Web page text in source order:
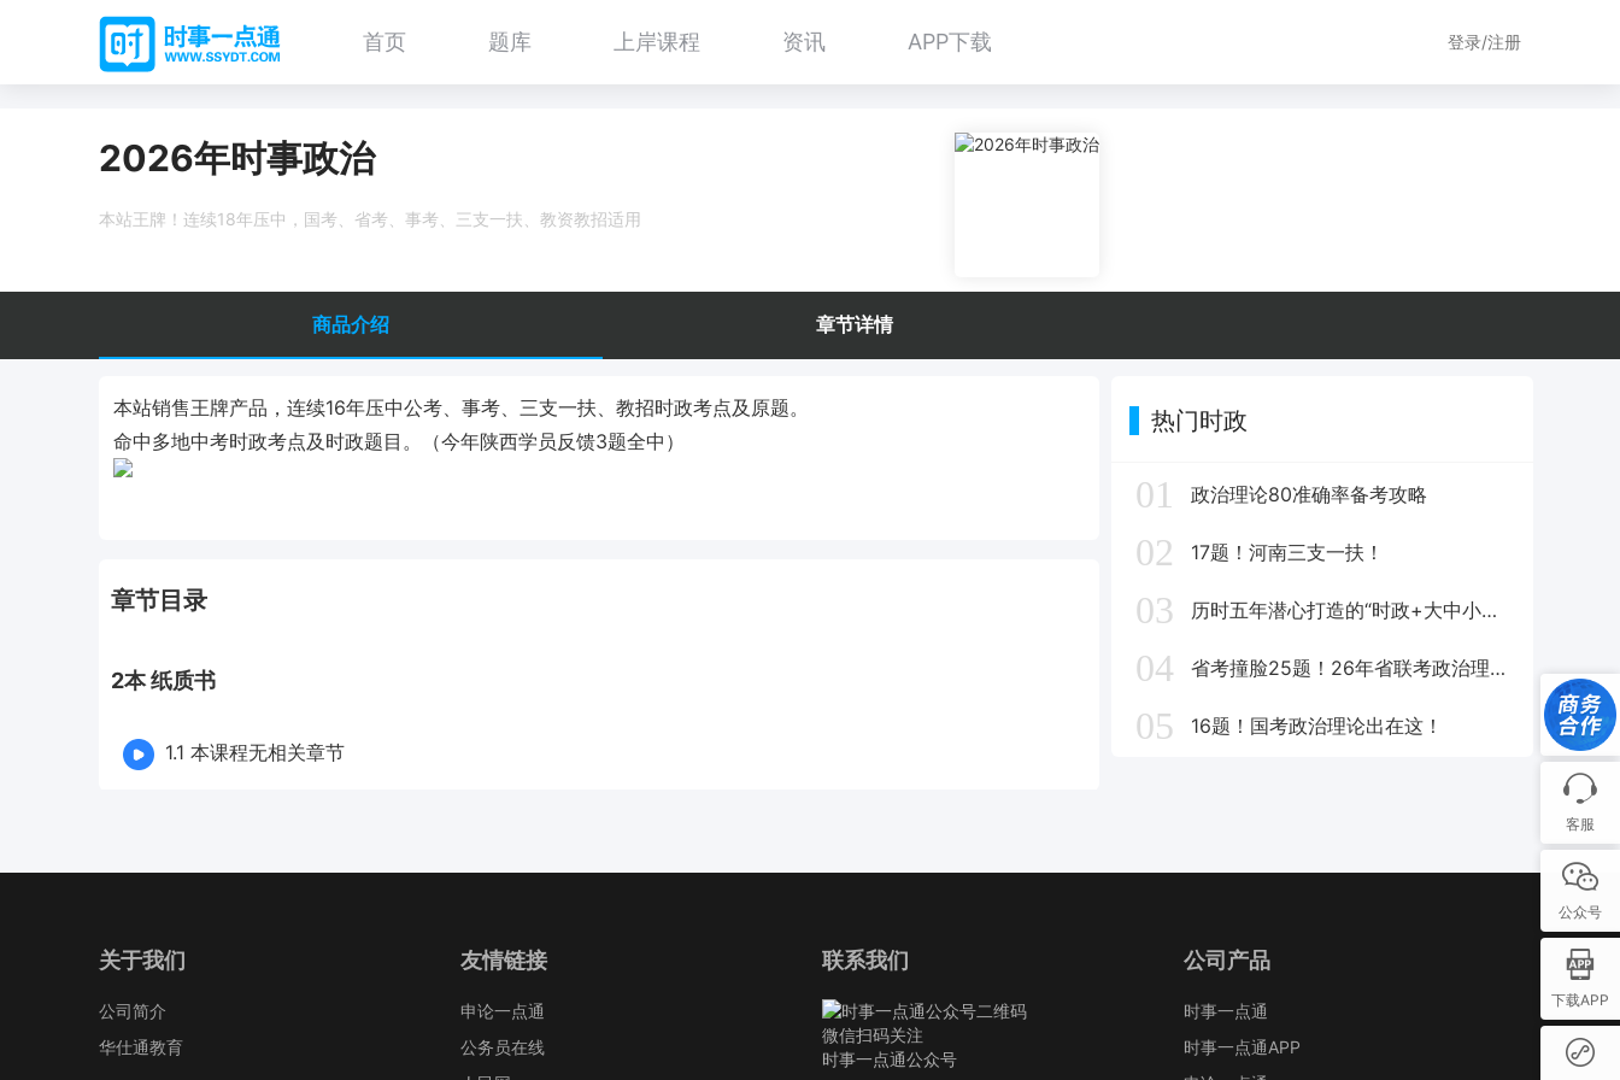
首页 题库 上岸课程 资讯 APP下载 登录/注册
2026年时事政治
本站王牌！连续18年压中，国考、省考、事考、三支一扶、教资教招适用
商品介绍 章节详情
本站销售王牌产品，连续16年压中公考、事考、三支一扶、教招时政考点及原题。
命中多地中考时政考点及时政题目。（今年陕西学员反馈3题全中）
章节目录
2本 纸质书
1.1 本课程无相关章节
热门时政
01 政治理论80准确率备考攻略
02 17题！河南三支一扶！
03 历时五年潜心打造的“时政+大中小思政题库一体化”课题圆满收官！
04 省考撞脸25题！26年省联考政治理论这些在这里！
05 16题！国考政治理论出在这！
客服
公众号
下载APP
关于我们
公司简介
华仕通教育
友情链接
申论一点通
公务员在线
联系我们
微信扫码关注
时事一点通公众号
公司产品
时事一点通
时事一点通APP